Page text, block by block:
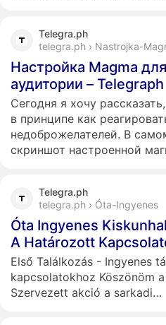
Telegra.ph
telegra.ph › Nastrojka-
Настройка Magma
аудитории – Telegraph
Сегодня я хочу
в принципе как
недоброжелателей. В
скриншот настроенной
Telegra.ph
telegra.ph › Óta-Ingyenes
Óta Ingyenes
A Határozott
Első Találkozás - Ingyenes
kapcsolatokhoz Köszönöm
Szervezett akció a sarkadi…